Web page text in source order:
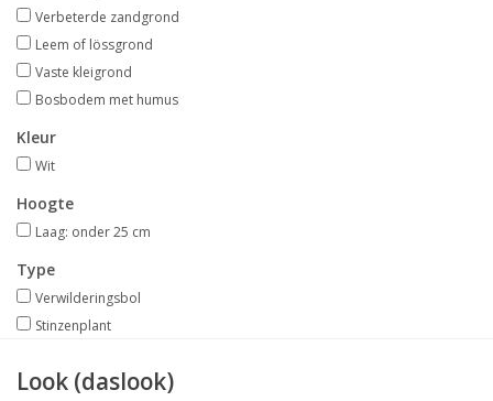
Bodemverbetering
Overige producten
Advies
Onze tuinen!
Sterke Bollen Dagen
Nieuws
Verbeterde zandgrond
Leem of lössgrond
Vaste kleigrond
Bosbodem met humus
Kleur
Wit
Hoogte
Laag: onder 25 cm
Type
Verwilderingsbol
Stinzenplant
Look (daslook)